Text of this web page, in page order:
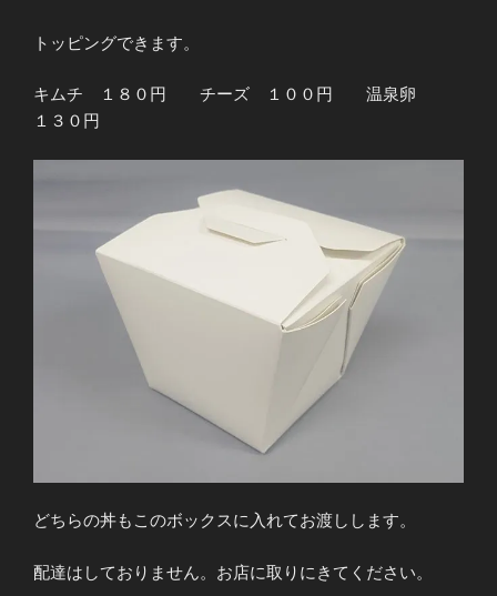
トッピングできます。
キムチ １８０円 チーズ １００円 温泉卵
１３０円
どちらの丼もこのボックスに入れてお渡しします。
配達はしておりません。お店に取りにきてください。